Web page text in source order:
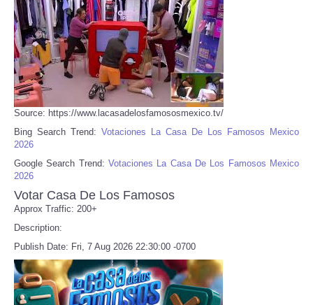
Source: https://www.lacasadelosfamososmexico.tv/
Bing Search Trend: Votaciones La Casa De Los Famosos Mexico
2026
Google Search Trend: Votaciones La Casa De Los Famosos Mexico
2026
Votar Casa De Los Famosos
Approx Traffic: 200+
Description:
Publish Date: Fri, 7 Aug 2026 22:30:00 -0700